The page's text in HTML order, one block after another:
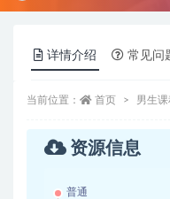
详情介绍 常见问
当前位置： 首页 男生课
资源信息
普通